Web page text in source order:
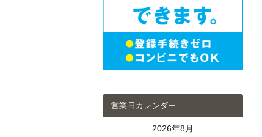
営業日カレンダー
2026年8月